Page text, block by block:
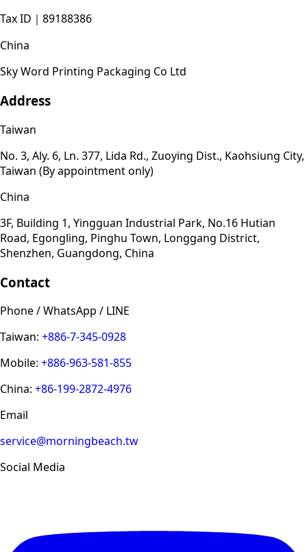
Tax ID ｜ 89188386
China
Sky Word Printing Packaging Co Ltd
Address
Taiwan
No. 3, Aly. 6, Ln. 377, Lida Rd., Zuoying Dist., Kaohsiung City,
Taiwan (By appointment only)
China
3F, Building 1, Yingguan Industrial Park, No.16 Hutian
Road, Egongling, Pinghu Town, Longgang District,
Shenzhen, Guangdong, China
Contact
Phone / WhatsApp / LINE
Taiwan: +886-7-345-0928
Mobile: +886-963-581-855
China: +86-199-2872-4976
Email
service@morningbeach.tw
Social Media